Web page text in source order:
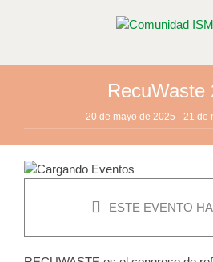
RecuWaste
20 de mayo de 2025 - 21 de
ESTE EVENTO